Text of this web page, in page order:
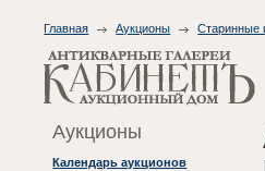
Главная Аукционы Старинные
Аукционы
Календарь аукционов